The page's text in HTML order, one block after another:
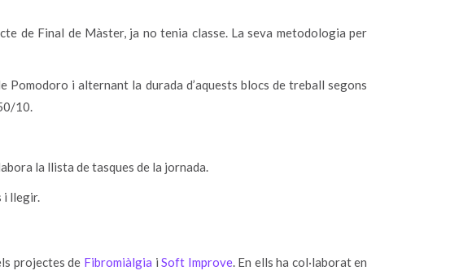
de Final de Màster, ja no tenia classe. La seva metodologia per
i alternant la durada d’aquests blocs de treball segons
10.
la llista de tasques de la jornada.
i llegir.
projectes de Fibromiàlgia iSoft Improve. En ells ha col·laborat en